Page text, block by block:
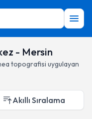
- Mersin
topografisi uygulayan
Akıllı Sıralama